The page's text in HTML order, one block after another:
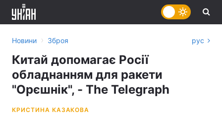
Новини › Зброя рус
Китай допомагає Росії
обладнанням для ракети
"Орєшнік", - The Telegraph
КРИСТИНА КАЗАКОВА